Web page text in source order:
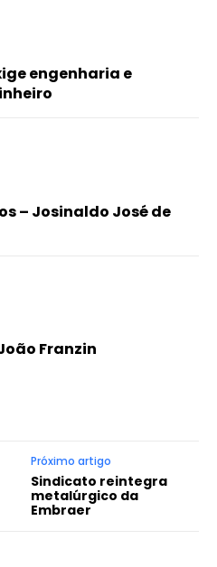
engenharia e
– Josinaldo José de
Franzin
Próximo artigo
Sindicato reintegra
metalúrgico da
Embraer